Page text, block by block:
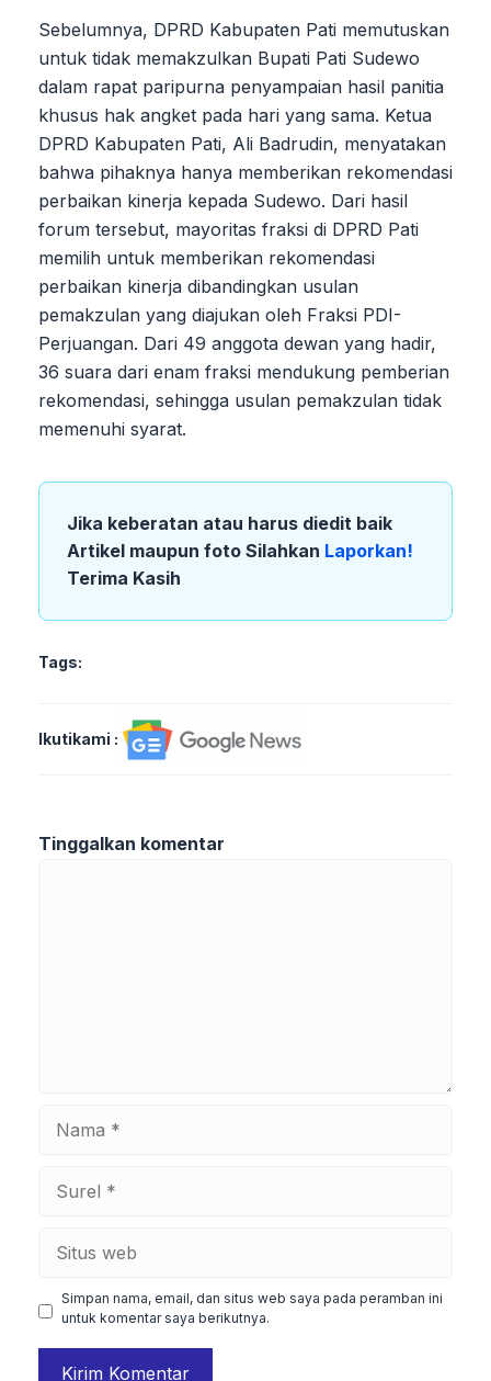
Sebelumnya, DPRD Kabupaten Pati memutuskan
untuk tidak memakzulkan Bupati Pati Sudewo
dalam rapat paripurna penyampaian hasil panitia
khusus hak angket pada hari yang sama. Ketua
DPRD Kabupaten Pati, Ali Badrudin, menyatakan
bahwa pihaknya hanya memberikan rekomendasi
perbaikan kinerja kepada Sudewo. Dari hasil
forum tersebut, mayoritas fraksi di DPRD Pati
memilih untuk memberikan rekomendasi
perbaikan kinerja dibandingkan usulan
pemakzulan yang diajukan oleh Fraksi PDI-
Perjuangan. Dari 49 anggota dewan yang hadir,
36 suara dari enam fraksi mendukung pemberian
rekomendasi, sehingga usulan pemakzulan tidak
memenuhi syarat.
Jika keberatan atau harus diedit baik
Artikel maupun foto Silahkan Laporkan!
Terima Kasih
Tags:
Ikutikami :
Tinggalkan komentar
Simpan nama, email, dan situs web saya pada peramban ini
untuk komentar saya berikutnya.